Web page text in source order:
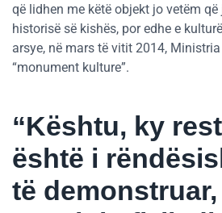
që lidhen me këtë objekt jo vetëm që
historisë së kishës, por edhe e
arsye, në mars të vitit 2014,
“monument kulture”.
“Kështu, ky
është i
të